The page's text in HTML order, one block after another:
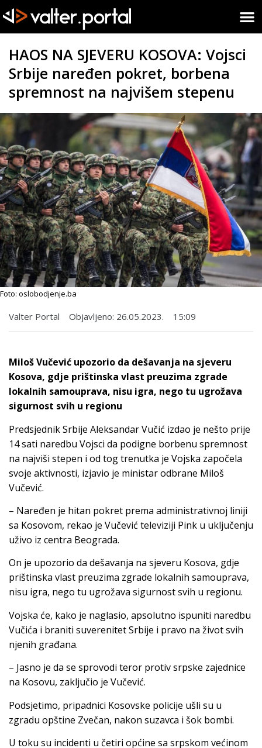
HAOS NA SJEVERU KOSOVA: Vojsci
Srbije naređen pokret, borbena
spremnost na najvišem stepenu
Foto: oslobodjenje.ba
Valter Portal Objavljeno: 26.05.2023. 15:09
Miloš Vučević upozorio da dešavanja na sjeveru
Kosova, gdje prištinska vlast preuzima zgrade
lokalnih samouprava, nisu igra, nego tu ugrožava
sigurnost svih u regionu
Predsjednik Srbije Aleksandar Vučić izdao je nešto prije
14 sati naredbu Vojsci da podigne borbenu spremnost
na najviši stepen i od tog trenutka je Vojska započela
svoje aktivnosti, izjavio je ministar odbrane Miloš
Vučević.
– Naređen je hitan pokret prema administrativnoj liniji
sa Kosovom, rekao je Vučević televiziji Pink u uključenju
uživo iz centra Beograda.
On je upozorio da dešavanja na sjeveru Kosova, gdje
prištinska vlast preuzima zgrade lokalnih samouprava,
nisu igra, nego tu ugrožava sigurnost svih u regionu.
Vojska će, kako je naglasio, apsolutno ispuniti naredbu
Vučića i braniti suverenitet Srbije i pravo na život svih
njenih građana.
– Jasno je da se sprovodi teror protiv srpske zajednice
na Kosovu, zaključio je Vučević.
Podsjetimo, pripadnici Kosovske policije ušli su u
zgradu opštine Zvečan, nakon suzavca i šok bombi.
U toku su incidenti u četiri općine sa srpskom većinom